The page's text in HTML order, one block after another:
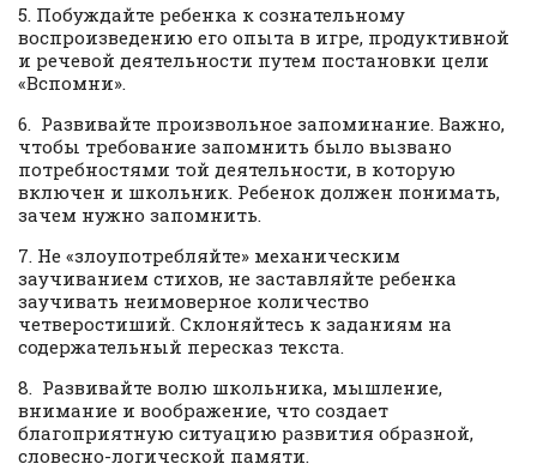
5. Побуждайте ребенка к сознательному
воспроизведению его опыта в игре, продуктивной
и речевой деятельности путем постановки цели
«Вспомни».
6. Развивайте произвольное запоминание. Важно,
чтобы требование запомнить было вызвано
потребностями той деятельности, в которую
включен и школьник. Ребенок должен понимать,
зачем нужно запомнить.
7. Не «злоупотребляйте» механическим
заучиванием стихов, не заставляйте ребенка
заучивать неимоверное количество
четверостиший. Склоняйтесь к заданиям на
содержательный пересказ текста.
8. Развивайте волю школьника, мышление,
внимание и воображение, что создает
благоприятную ситуацию развития образной,
словесно-логической памяти.